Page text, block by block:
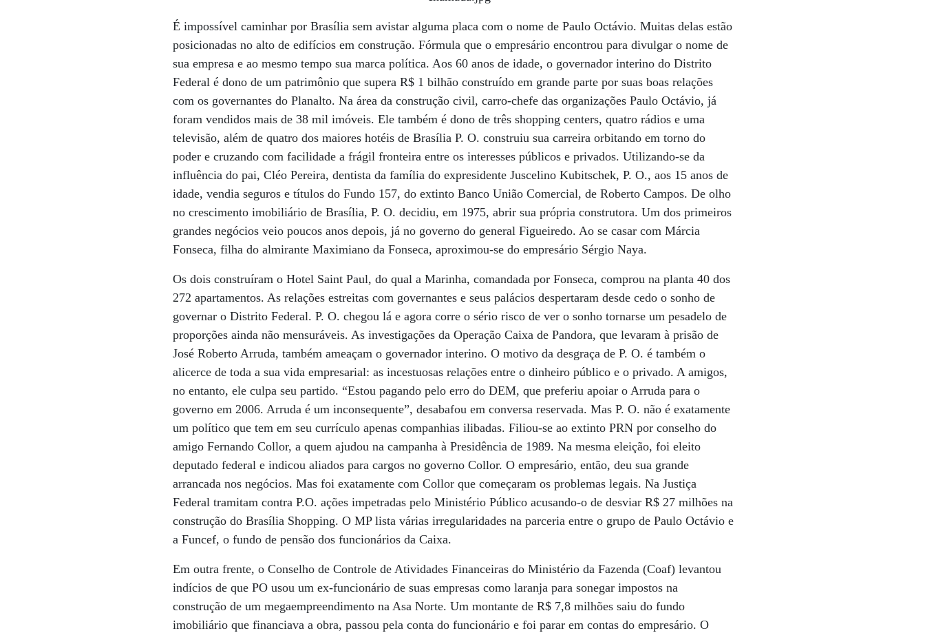
É impossível caminhar por Brasília sem avistar alguma placa com o nome de Paulo Octávio. Muitas delas estão
posicionadas no alto de edifícios em construção. Fórmula que o empresário encontrou para divulgar o nome de
sua empresa e ao mesmo tempo sua marca política. Aos 60 anos de idade, o governador interino do Distrito
Federal é dono de um patrimônio que supera R$ 1 bilhão construído em grande parte por suas boas relações
com os governantes do Planalto. Na área da construção civil, carro-chefe das organizações Paulo Octávio, já
foram vendidos mais de 38 mil imóveis. Ele também é dono de três shopping centers, quatro rádios e uma
televisão, além de quatro dos maiores hotéis de Brasília P. O. construiu sua carreira orbitando em torno do
poder e cruzando com facilidade a frágil fronteira entre os interesses públicos e privados. Utilizando-se da
influência do pai, Cléo Pereira, dentista da família do expresidente Juscelino Kubitschek, P. O., aos 15 anos de
idade, vendia seguros e títulos do Fundo 157, do extinto Banco União Comercial, de Roberto Campos. De olho
no crescimento imobiliário de Brasília, P. O. decidiu, em 1975, abrir sua própria construtora. Um dos primeiros
grandes negócios veio poucos anos depois, já no governo do general Figueiredo. Ao se casar com Márcia
Fonseca, filha do almirante Maximiano da Fonseca, aproximou-se do empresário Sérgio Naya.
Os dois construíram o Hotel Saint Paul, do qual a Marinha, comandada por Fonseca, comprou na planta 40 dos
272 apartamentos. As relações estreitas com governantes e seus palácios despertaram desde cedo o sonho de
governar o Distrito Federal. P. O. chegou lá e agora corre o sério risco de ver o sonho tornarse um pesadelo de
proporções ainda não mensuráveis. As investigações da Operação Caixa de Pandora, que levaram à prisão de
José Roberto Arruda, também ameaçam o governador interino. O motivo da desgraça de P. O. é também o
alicerce de toda a sua vida empresarial: as incestuosas relações entre o dinheiro público e o privado. A amigos,
no entanto, ele culpa seu partido. “Estou pagando pelo erro do DEM, que preferiu apoiar o Arruda para o
governo em 2006. Arruda é um inconsequente”, desabafou em conversa reservada. Mas P. O. não é exatamente
um político que tem em seu currículo apenas companhias ilibadas. Filiou-se ao extinto PRN por conselho do
amigo Fernando Collor, a quem ajudou na campanha à Presidência de 1989. Na mesma eleição, foi eleito
deputado federal e indicou aliados para cargos no governo Collor. O empresário, então, deu sua grande
arrancada nos negócios. Mas foi exatamente com Collor que começaram os problemas legais. Na Justiça
Federal tramitam contra P.O. ações impetradas pelo Ministério Público acusando-o de desviar R$ 27 milhões na
construção do Brasília Shopping. O MP lista várias irregularidades na parceria entre o grupo de Paulo Octávio e
a Funcef, o fundo de pensão dos funcionários da Caixa.
Em outra frente, o Conselho de Controle de Atividades Financeiras do Ministério da Fazenda (Coaf) levantou
indícios de que PO usou um ex-funcionário de suas empresas como laranja para sonegar impostos na
construção de um megaempreendimento na Asa Norte. Um montante de R$ 7,8 milhões saiu do fundo
imobiliário que financiava a obra, passou pela conta do funcionário e foi parar em contas do empresário. O